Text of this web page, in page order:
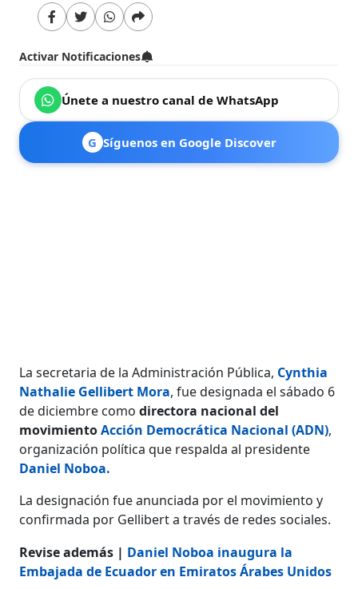
Activar Notificaciones
Únete a nuestro canal de WhatsApp
G Síguenos en Google Discover
La secretaria de la Administración Pública, Cynthia
Nathalie Gellibert Mora, fue designada el sábado 6
de diciembre comodirectora nacional del
movimientoAcción Democrática Nacional (ADN),
organización política que respalda al presidente
Daniel Noboa.
La designación fue anunciada por el movimiento y
confirmada por Gellibert a través de redes sociales.
Revise además | Daniel Noboa inaugura la
Embajada de Ecuador en Emiratos Árabes Unidos